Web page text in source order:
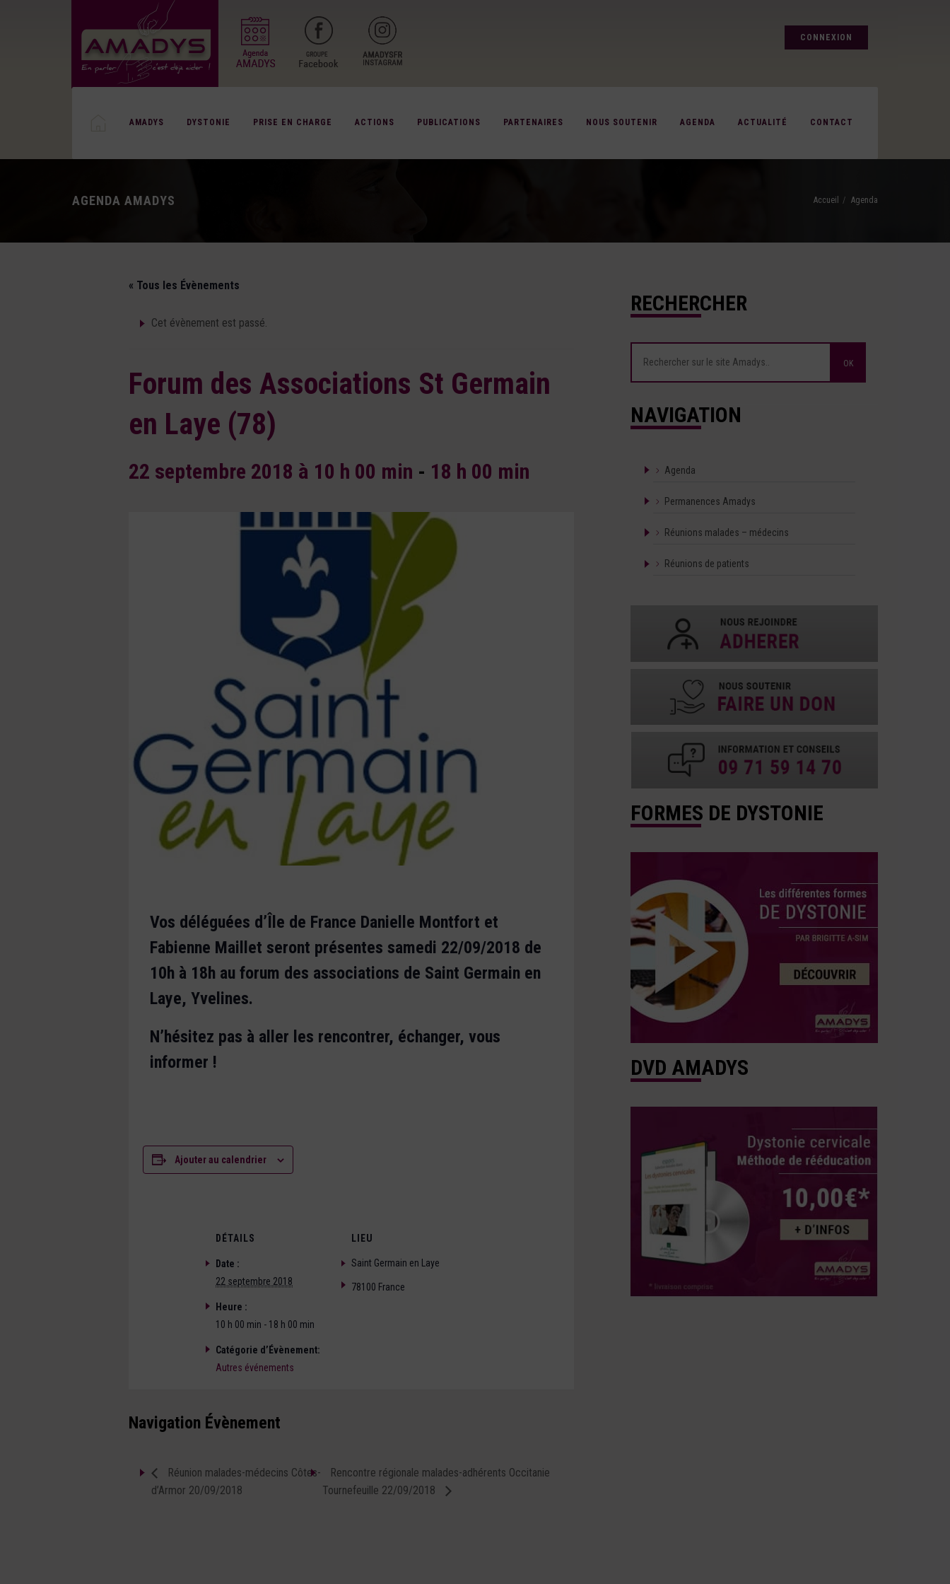
CONNEXION
AMADYS DYSTONIE PRISE EN CHARGE ACTIONS PUBLICATIONS PARTENAIRES NOUS SOUTENIR AGENDA ACTUALITÉ CONTACT
AGENDA AMADYS Accueil Agenda
« Tous les Évènements
Cet évènement est passé.
Forum des Associations St Germain
en Laye (78)
22 septembre 2018 à 10 h 00 min - 18 h 00 min
Vos déléguées d’Île de France Danielle Montfort et
Fabienne Maillet seront présentes samedi 22/09/2018 de
10h à 18h au forum des associations de Saint Germain en
Laye, Yvelines.
N’hésitez pas à aller les rencontrer, échanger, vous
informer !
Ajouter au calendrier
DÉTAILS
Date :
22 septembre 2018
Heure :
10 h 00 min - 18 h 00 min
Catégorie d’Évènement:
Autres événements
LIEU
Saint Germain en Laye
78100 France
Navigation Évènement
Réunion malades-médecins Côtes-
d’Armor 20/09/2018
Rencontre régionale malades-adhérents Occitanie
Tournefeuille 22/09/2018
RECHERCHER
NAVIGATION
Agenda
Permanences Amadys
Réunions malades – médecins
Réunions de patients
FORMES DE DYSTONIE
DVD AMADYS